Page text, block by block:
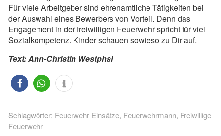
Für viele Arbeitgeber sind ehrenamtliche Tätigkeiten bei
der Auswahl eines Bewerbers von Vorteil. Denn das
Engagement in der freiwilligen Feuerwehr spricht für viel
Sozialkompetenz. Kinder schauen sowieso zu Dir auf.
Text: Ann-Christin Westphal
Schlagwörter: Feuerwehr Einsätze, Feuerwehrmann, Freiwillige
Feuerwehr